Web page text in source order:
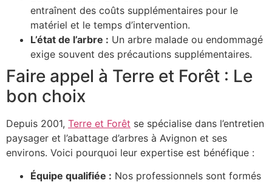
entraînent des coûts supplémentaires pour le
matériel et le temps d’intervention.
L’état de l’arbre : Un arbre malade ou endommagé
exige souvent des précautions supplémentaires.
Faire appel à Terre et Forêt : Le
bon choix
Depuis 2001, Terre et Forêt se spécialise dans l’entretien
paysager et l’abattage d’arbres à Avignon et ses
environs. Voici pourquoi leur expertise est bénéfique :
Équipe qualifiée : Nos professionnels sont formés